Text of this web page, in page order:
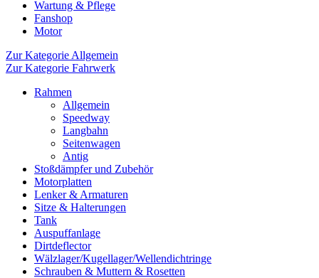
Wartung & Pflege
Fanshop
Motor
Zur Kategorie Allgemein
Zur Kategorie Fahrwerk
Rahmen
Allgemein
Speedway
Langbahn
Seitenwagen
Antig
Stoßdämpfer und Zubehör
Motorplatten
Lenker & Armaturen
Sitze & Halterungen
Tank
Auspuffanlage
Dirtdeflector
Wälzlager/Kugellager/Wellendichtringe
Schrauben & Muttern & Rosetten